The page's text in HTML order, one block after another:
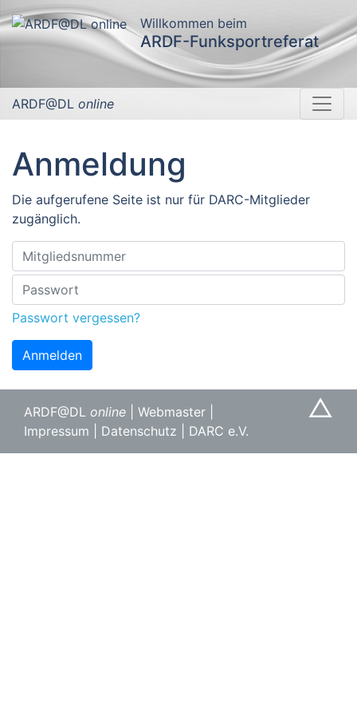
Willkommen beim
ARDF-Funksportreferat
ARDF@DL online
Anmeldung
Die aufgerufene Seite ist nur für DARC-Mitglieder
zugänglich.
Passwort vergessen?
Anmelden
△
ARDF@DL online Webmaster
Impressum
Datenschutz DARC e.V.